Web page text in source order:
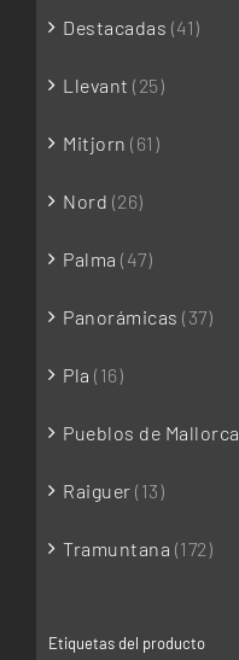
Destacadas (41)
Llevant (25)
Mitjorn (61)
Nord (26)
Palma (47)
Panorámicas (37)
Pla (16)
Pueblos de Mallorca
Raiguer (13)
Tramuntana (172)
Etiquetas del producto